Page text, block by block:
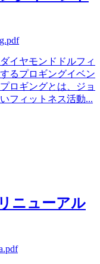
イヤモンドドルフィ
るプロギングイベン
ロギングとは、ジョ
フィットネス活動...
ニューアル